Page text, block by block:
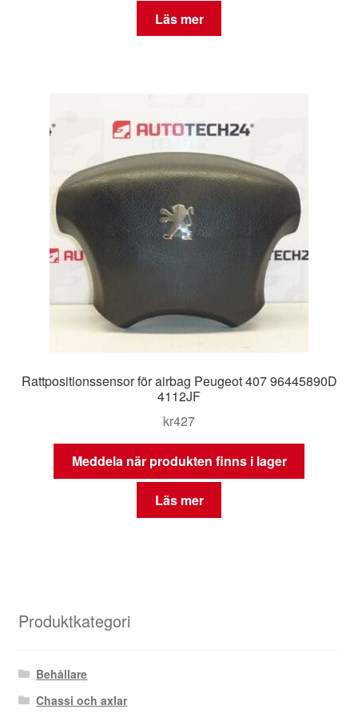
Läs mer
Rattpositionssensor för airbag Peugeot 407 96445890D
4112JF
kr427
Meddela när produkten finns i lager
Läs mer
Produktkategori
Behållare
Chassi och axlar